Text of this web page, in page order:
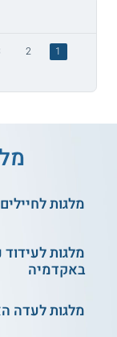
1
2
מלגות לחיילים
מלגות
באקדמיה
מלגות לעדה